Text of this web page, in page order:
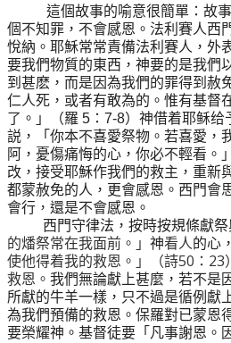
這個故事的喻意很簡單：故
個不知罪，不會感恩。法利賽人西
悅納。耶穌常常責備法利賽人，外
要我們物質的東西，神要的是我們
到甚麽，而是因為我們的罪得到赦
仁人死，或者有敢為的。惟有基督
了。」（羅 5 ： 7-8）神借着耶稣给
説，「你本不喜愛祭物。若喜愛，
阿，憂傷痛悔的心，你必不輕看。
改，接受耶穌作我們的救主，重新
都蒙赦免的人，更會感恩。西門會
會行 ， 還是不會感恩。
西門守律法，按時按規條獻祭
的燔祭常在我面前。」 神看人的心，
使他得着我的救恩。」（詩50 ： 23
救恩。 我們無論獻上甚麼，若不是
所獻的牛羊一樣，只不過是循例獻
為我們預備的救恩。保羅對已蒙恩
要榮耀神。基督徒要「凡事謝恩。